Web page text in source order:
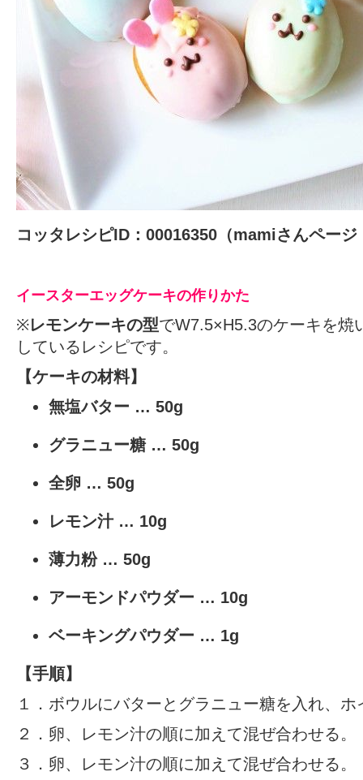
コッタレシピID：00016350 （mamiさんページ
イースターエッグケーキの作りかた
※レモンケーキの型でW7.5×H5.3のケーキを焼
しているレシピです。
【ケーキの材料】
無塩バター … 50g
グラニュー糖… 50g
全卵 … 50g
レモン汁 … 10g
薄力粉… 50g
アーモンドパウダー … 10g
ベーキングパウダー … 1g
【手順】
１．ボウルにバターとグラニュー糖を入れ、
２．卵、レモン汁の順に加えて混ぜ合わせる。
３．卵、レモン汁の順に加えて混ぜ合わせる。